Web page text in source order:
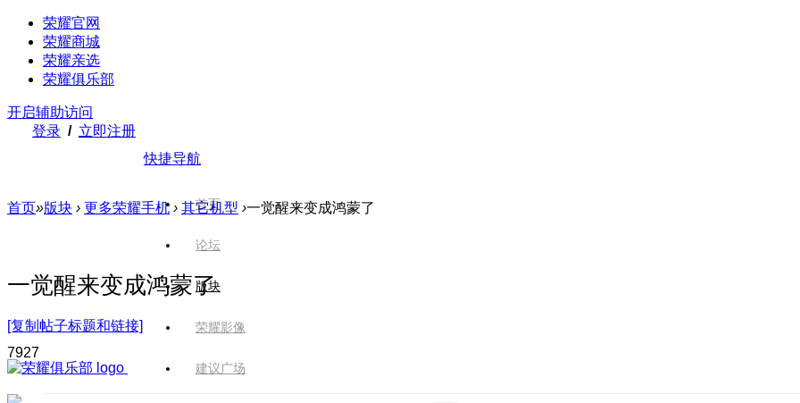
荣耀官网
荣耀商城
荣耀亲选
荣耀俱乐部
开启辅助访问
登录 / 立即注册
快捷导航
首页
论坛
版块
荣耀影像
建议广场
首页»版块 › 更多荣耀手机 › 其它机型 ›一觉醒来变成鸿蒙了
一觉醒来变成鸿蒙了
[复制帖子标题和链接]
7927